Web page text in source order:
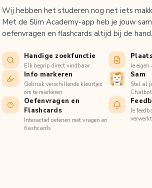
Wij hebben het studeren nog net iets
Met de Slim Academy-app heb je jouw
oefenvragen en flashcards altijd bij de hand.
Handige zoekfunctie
Elk begrip direct vindbaar Je
Info markeren
Gebruik verschillende kleurtjes
om te markeren
Sam
Stel al
Chatbot
Oefenvragen en
Flashcards
Interactief oefenen met vragen en
flashcards
Je
verwerkt